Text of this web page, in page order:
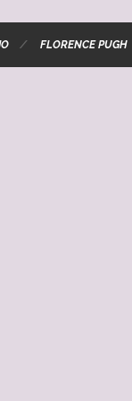
FLORENCE PUGH